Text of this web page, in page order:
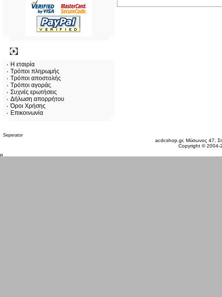
Η εταιρία
Τρόποι πληρωμής
Τρόποι αποστολής
Τρόποι αγοράς
Συχνές ερωτήσεις
Δήλωση απορρήτου
Όροι Χρήσης
Επικοινωνία
acdcshop.gr, Μύσωνος 47,
Copyright ©